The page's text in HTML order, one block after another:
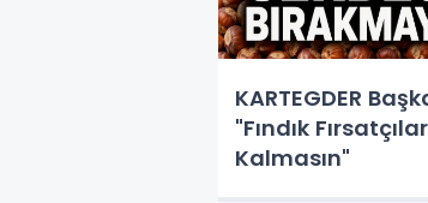
KARTEGDER
"Fındık
Kalmasın"